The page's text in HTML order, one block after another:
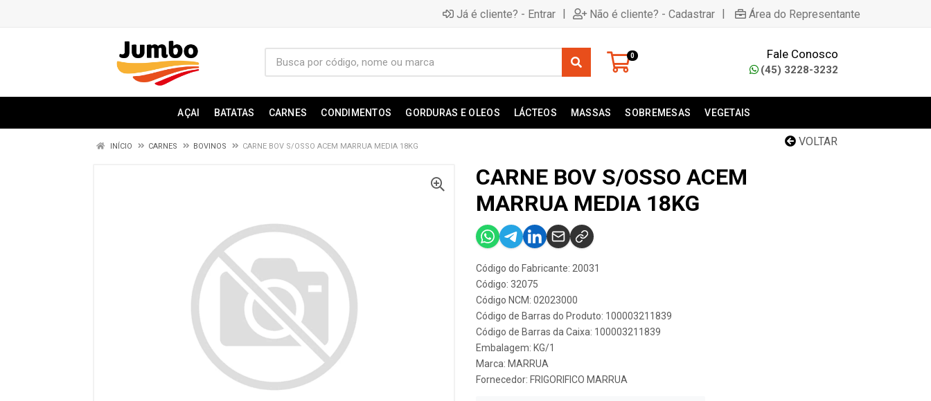
Já é cliente? - Entrar | Não é cliente? - Cadastrar | Área do Representante
0 Fale Conosco
(45) 3228-3232
AÇAI BATATAS CARNES CONDIMENTOS GORDURAS E OLEOS LÁCTEOS MASSAS SOBREMESAS VEGETAIS
VOLTAR
INÍCIO CARNES BOVINOS CARNE BOV S/OSSO ACEM MARRUA MEDIA 18KG
CARNE BOV S/OSSO ACEM
MARRUA MEDIA 18KG
Código do Fabricante: 20031
Código: 32075
Código NCM: 02023000
Código de Barras do Produto: 100003211839
Código de Barras da Caixa: 100003211839
Embalagem: KG/1
Marca: MARRUA
Fornecedor: FRIGORIFICO MARRUA